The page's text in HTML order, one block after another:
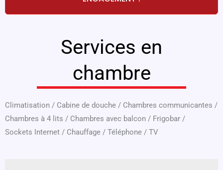
Services en
chambre
Climatisation / Cabine de douche / Chambres communicantes /
Chambres à 4 lits / Chambres avec balcon / Frigobar /
Sockets Internet / Chauffage / Téléphone / TV